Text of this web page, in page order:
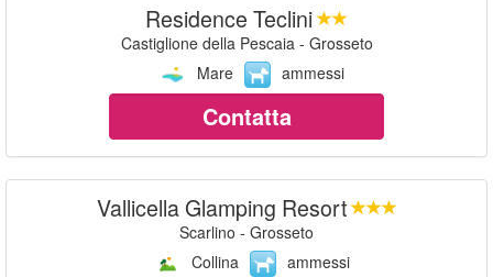
Residence Teclini
Castiglione della Pescaia - Grosseto
Mare
ammessi
Contatta
Vallicella Glamping Resort
Scarlino - Grosseto
Collina
ammessi